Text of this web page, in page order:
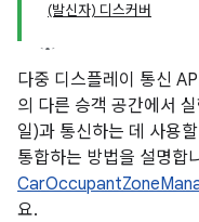
(발신자) 디스커버
다중 디스플레이 통신
의 다른 승객 공간에서
일)과 통신하는 데 사용
통합하는 방법을 설명합
요.